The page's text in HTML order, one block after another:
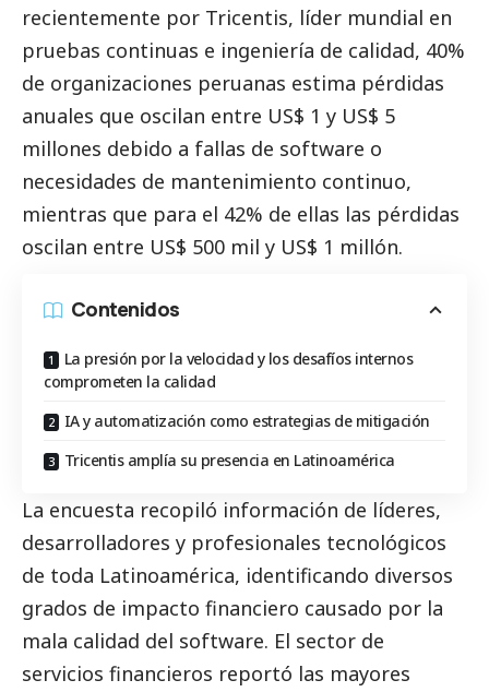
recientemente por Tricentis, líder mundial en
pruebas continuas e ingeniería de calidad, 40%
de organizaciones peruanas estima pérdidas
anuales que oscilan entre US$ 1 y US$ 5
millones debido a fallas de software o
necesidades de mantenimiento continuo,
mientras que para el 42% de ellas las pérdidas
oscilan entre US$ 500 mil y US$ 1 millón.
Contenidos
La presión por la velocidad y los desafíos internos
comprometen la calidad
IA y automatización como estrategias de mitigación
Tricentis amplía su presencia en Latinoamérica
La encuesta recopiló información de líderes,
desarrolladores y profesionales tecnológicos
de toda Latinoamérica, identificando diversos
grados de impacto financiero causado por la
mala calidad del software. El sector de
servicios financieros reportó las mayores